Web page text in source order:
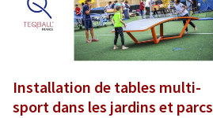
Installation de tables multi-
sport dans les jardins et parcs